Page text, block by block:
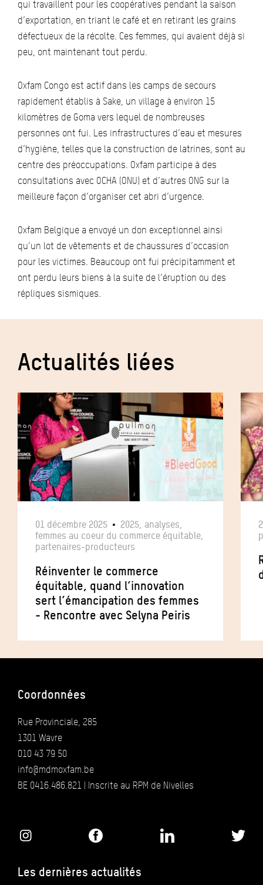
qui travaillent pour les coopératives pendant la saison
d’exportation, en triant le café et en retirant les grains
défectueux de la récolte. Ces femmes, qui avaient déjà si
peu, ont maintenant tout perdu.
Oxfam Congo est actif dans les camps de secours
rapidement établis à Sake, un village à environ 15
kilomètres de Goma vers lequel de nombreuses
personnes ont fui. Les infrastructures d’eau et mesures
d’hygiène, telles que la construction de latrines, sont au
centre des préoccupations. Oxfam participe à des
consultations avec OCHA (ONU) et d’autres ONG sur la
meilleure façon d’organiser cet abri d’urgence.
Oxfam Belgique a envoyé un don exceptionnel ainsi
qu’un lot de vêtements et de chaussures d’occasion
pour les victimes. Beaucoup ont fui précipitamment et
ont perdu leurs biens à la suite de l’éruption ou des
répliques sismiques.
Actualités liées
01 décembre 2025
2025, analyses,
femmes au coeur du commerce équitable,
partenaires-producteurs
Réinventer le commerce
équitable, quand l’innovation
sert l’émancipation des femmes
- Rencontre avec Selyna Peiris
Coordonnées
Rue Provinciale, 285
1301 Wavre
010 43 79 50
info@mdmoxfam.be
BE 0416.486.821 | Inscrite au RPM de Nivelles
Les dernières actualités